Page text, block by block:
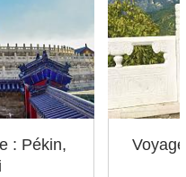
: Pékin,